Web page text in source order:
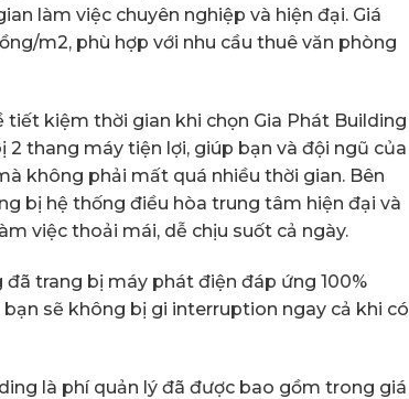
làm việc chuyên nghiệp và hiện đại. Giá
m2, phù hợp với nhu cầu thuê văn phòng
tiết kiệm thời gian khi chọn Gia Phát Building
thang máy tiện lợi, giúp bạn và đội ngũ của
không phải mất quá nhiều thời gian. Bên
bị hệ thống điều hòa trung tâm hiện đại và
việc thoải mái, dễ chịu suốt cả ngày.
trang bị máy phát điện đáp ứng 100%
sẽ không bị gi interruption ngay cả khi có
là phí quản lý đã được bao gồm trong giá